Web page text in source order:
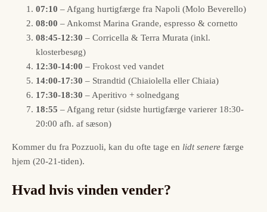
07:10 – Afgang hurtigfærge fra Napoli (Molo Beverello)
08:00 – Ankomst Marina Grande, espresso & cornetto
08:45-12:30 – Corricella & Terra Murata (inkl.
klosterbesøg)
12:30-14:00 – Frokost ved vandet
14:00-17:30 – Strandtid (Chiaiolella eller Chiaia)
17:30-18:30 – Aperitivo + solnedgang
18:55 – Afgang retur (sidste hurtigfærge varierer 18:30-
20:00 afh. af sæson)
Kommer du fra Pozzuoli, kan du ofte tage en lidt senere færge
hjem (20-21-tiden).
Hvad hvis vinden vender?